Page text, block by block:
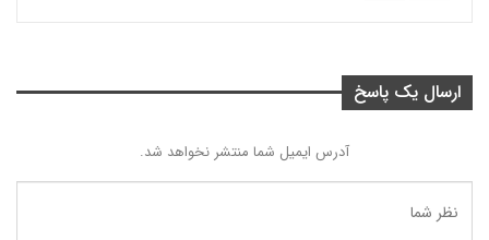
ارسال یک پاسخ
آدرس ایمیل شما منتشر نخواهد شد.